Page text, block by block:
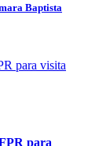
Baptista
para